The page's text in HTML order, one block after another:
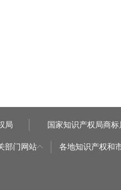
局 国家知识产权局商标
部门网站 各地知识产权和